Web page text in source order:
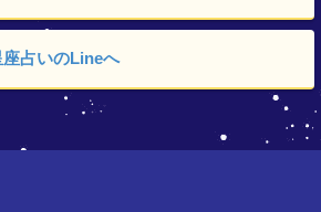
座占いのLineへ